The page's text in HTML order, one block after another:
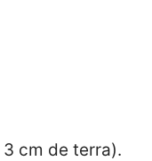
cm de terra).